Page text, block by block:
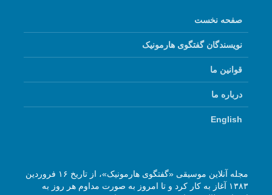
صفحه نخست
نویسندگان گفتگوی هارمونیک
قوانین ما
درباره ما
English
مجله آنلاین موسیقی «گفتگوی هارمونیک»، از تاریخ ۱۶ فروردین
۱۳۸۳ آغاز به کار کرد و تا امروز به صورت مداوم هر روز به